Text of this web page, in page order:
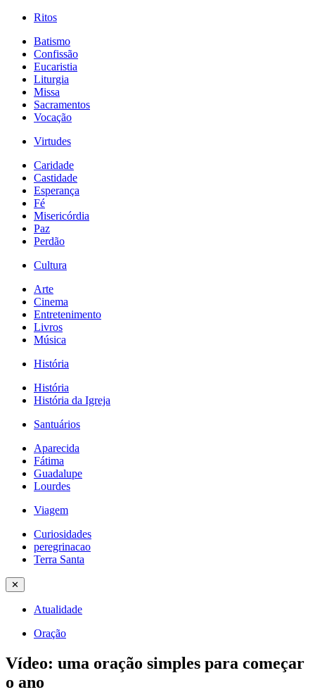
Ritos
Batismo
Confissão
Eucaristia
Liturgia
Missa
Sacramentos
Vocação
Virtudes
Caridade
Castidade
Esperança
Fé
Misericórdia
Paz
Perdão
Cultura
Arte
Cinema
Entretenimento
Livros
Música
História
História
História da Igreja
Santuários
Aparecida
Fátima
Guadalupe
Lourdes
Viagem
Curiosidades
peregrinacao
Terra Santa
✕
Atualidade
Oração
Vídeo: uma oração simples para começar
o ano